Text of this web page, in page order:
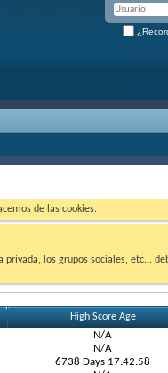
de las cookies.
los grupos sociales, etc...
High Score Age
N/A
N/A
6738 Days 17:42:58